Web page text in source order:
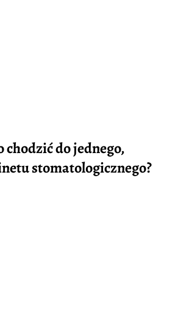
chodzić do jednego,
stomatologicznego?